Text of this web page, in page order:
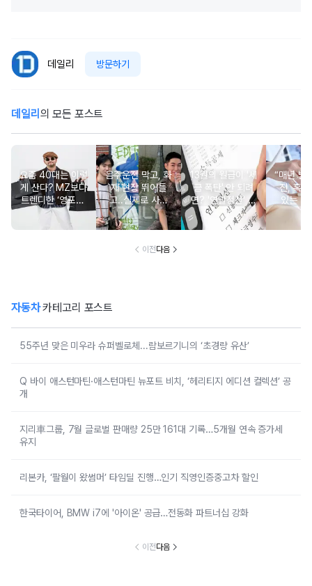
데일리 방문하기
데일리 의 모든 포스트
요즘 40대는 이렇
게 산다? MZ보다
트렌디한 ‘영포티’
분석
음주운전 막고, 화
재 현장 뛰어들
고..실제로 사람
구한 연예인 10
13월의 월급이 '세
금 폭탄' 안 되려
면? '연말정산' 핵
심 꿀팁 A to Z
“매년 받
진, 혹시
있는 건
요?”
이전다음
자동차카테고리 포스트
55주년 맞은 미우라 슈퍼벨로체...람보르기니의 ‘초경량 유산’
Q 바이 애스턴마틴·애스턴마틴 뉴포트 비치, ‘헤리티지 에디션 컬렉션’ 공
개
지리車그룹, 7월 글로벌 판매량 25만 161대 기록…5개월 연속 증가세
유지
리본카, ‘팔월이 왔썸머’ 타임딜 진행…인기 직영인증중고차 할인
한국타이어, BMW i7에 '아이온' 공급…전동화 파트너십 강화
이전다음